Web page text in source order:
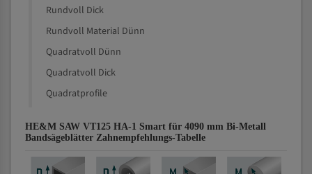
Rundvoll Dick
Rundvoll Material Dünn
Quadratvoll Dünn
Quadratvoll Dick
Quadratprofile
HE&M SAW VT125 HA-1 Smart für 4090 mm Bi-Metall
Bandsägeblätter Zahnempfehlungs-Tabelle